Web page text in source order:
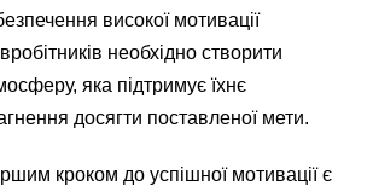
високої мотивації
необхідно створити
яка підтримує їхнє
досягти поставленої мети.
кроком до успішної мотивації є